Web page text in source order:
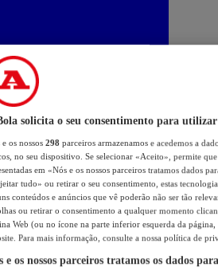
solicita o seu consentimento para utilizar
e os nossos 298 parceiros armazenamos e acedemos a
no seu dispositivo. Se selecionar «Aceito», permite
em «Nós e os nossos parceiros tratamos dados
tudo» ou retirar o seu consentimento, estas
conteúdos e anúncios que vê poderão não ser tão
ou retirar o consentimento a qualquer momento
Web (ou no ícone na parte inferior esquerda da página,
Para mais informação, consulte a nossa política de
e os nossos parceiros tratamos os dados